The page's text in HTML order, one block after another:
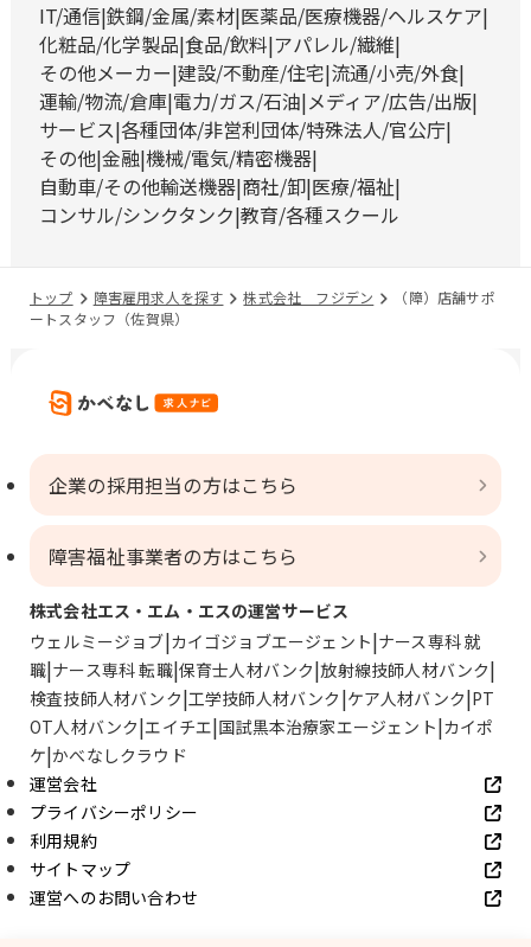
IT/通信 鉄鋼/金属/素材 医薬品/医療機器/ヘルスケア
化粧品/化学製品 食品/飲料 アパレル/繊維
その他メーカー 建設/不動産/住宅 流通/小売/外食
運輸/物流/倉庫 電力/ガス/石油 メディア/広告/出版
サービス 各種団体/非営利団体/特殊法人/官公庁
その他 金融 機械/電気/精密機器
自動車/その他輸送機器 商社/卸 医療/福祉
コンサル/シンクタンク 教育/各種スクール
トップ 障害雇用求人を探す 株式会社 フジデン
（障）店舗サポ
ートスタッフ（佐賀県）
企業の採用担当の方はこちら
障害福祉事業者の方はこちら
株式会社エス・エム・エスの運営サービス
ウェルミージョブ カイゴジョブエージェント ナース専科 就
職 ナース専科 転職 保育士人材バンク 放射線技師人材バンク
検査技師人材バンク 工学技師人材バンク ケア人材バンク PT
OT人材バンク エイチエ 国試黒本治療家エージェント カイポ
ケ かべなしクラウド
運営会社
プライバシーポリシー
利用規約
サイトマップ
運営へのお問い合わせ